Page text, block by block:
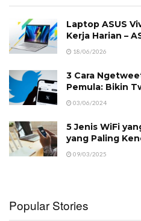
Laptop ASUS
Kerja Harian –
18/06/2026
3 Cara
Pemula: Bikin
03/06/2024
5 Jenis WiFi
yang Paling
09/03/2025
Popular Stories